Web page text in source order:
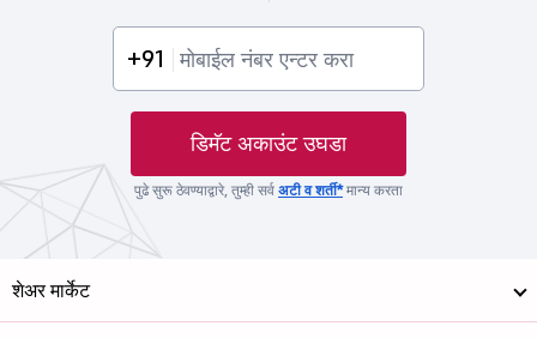
+91
डिमॅट अकाउंट उघडा
पुढे सुरू ठेवण्याद्वारे, तुम्ही सर्व अटी व शर्ती*मान्य करता
शेअर मार्केट